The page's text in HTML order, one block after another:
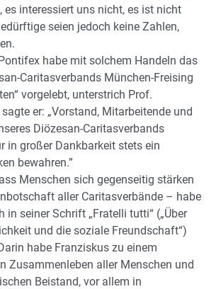
interessiert uns nicht, es ist nicht
seien jedoch keine Zahlen,
habe mit solchem Handeln das
Caritasverbands München-Freising
vorgelebt, unterstrich Prof.
er: „Vorstand, Mitarbeitende und
Diözesan-Caritasverbands
in großer Dankbarkeit stets ein
bewahren.”
Menschen sich gegenseitig stärken
aller Caritasverbände – habe
in seiner Schrift „Fratelli tutti“ („Über
und die soziale Freundschaft“)
habe Franziskus zu einem
Zusammenleben aller Menschen und
Beistand, vor allem in